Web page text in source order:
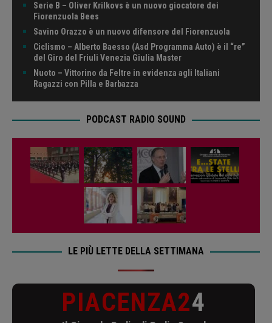
Serie B – Oliver Krilkovs è un nuovo giocatore dei
Fiorenzuola Bees
Savino Orazzo è un nuovo difensore del Fiorenzuola
Ciclismo – Alberto Baesso (Asd Programma Auto) è il “re”
del Giro del Friuli Venezia Giulia Master
Nuoto – Vittorino da Feltre in evidenza agli Italiani
Ragazzi con Pilla e Barbazza
PODCAST RADIO SOUND
LE PIÙ LETTE DELLA SETTIMANA
PIACENZA24